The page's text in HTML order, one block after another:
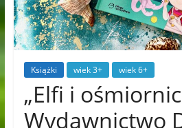
Książki wiek 3+ wiek 6+
„Elfi i
Wydawnictwo